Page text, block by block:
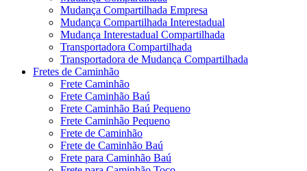
Mudança Compartilhada Empresa
Mudança Compartilhada Interestadual
Mudança Interestadual Compartilhada
Transportadora Compartilhada
Transportadora de Mudança Compartilhada
Fretes de Caminhão
Frete Caminhão
Frete Caminhão Baú
Frete Caminhão Baú Pequeno
Frete Caminhão Pequeno
Frete de Caminhão
Frete de Caminhão Baú
Frete para Caminhão Baú